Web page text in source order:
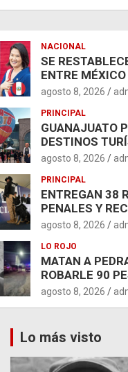
NACIONAL
SE
ENTRE MÉXICO
agosto 8, 2026
PRINCIPAL
GUANAJUATO
DESTINOS
agosto 8, 2026
PRINCIPAL
ENTREGAN 38
PENALES Y
agosto 8, 2026
LO ROJO
MATAN A
ROBARLE 90
agosto 8, 2026
Lo más visto